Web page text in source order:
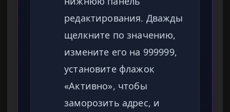
редактирования. Дважды
щелкните по значению,
измените его на 999999,
установите флажок
«Активно», чтобы
заморозить адрес, и